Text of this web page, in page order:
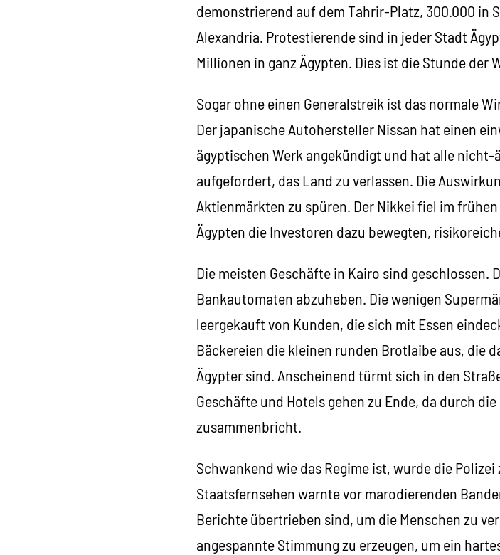
demonstrierend auf dem Tahrir-Platz, 300.000 in
Alexandria. Protestierende sind in jeder Stadt
Millionen in ganz Ägypten. Dies ist die Stunde der
Sogar ohne einen Generalstreik ist das normale
Der japanische Autohersteller Nissan hat einen
ägyptischen Werk angekündigt und hat alle
aufgefordert, das Land zu verlassen. Die
Aktienmärkten zu spüren. Der Nikkei fiel im
Ägypten die Investoren dazu bewegten,
Die meisten Geschäfte in Kairo sind geschlossen.
Bankautomaten abzuheben. Die wenigen
leergekauft von Kunden, die sich mit Essen
Bäckereien die kleinen runden Brotlaibe aus, die
Ägypter sind. Anscheinend türmt sich in den
Geschäfte und Hotels gehen zu Ende, da durch
zusammenbricht.
Schwankend wie das Regime ist, wurde die
Staatsfernsehen warnte vor marodierenden
Berichte übertrieben sind, um die Menschen zu
angespannte Stimmung zu erzeugen, um ein